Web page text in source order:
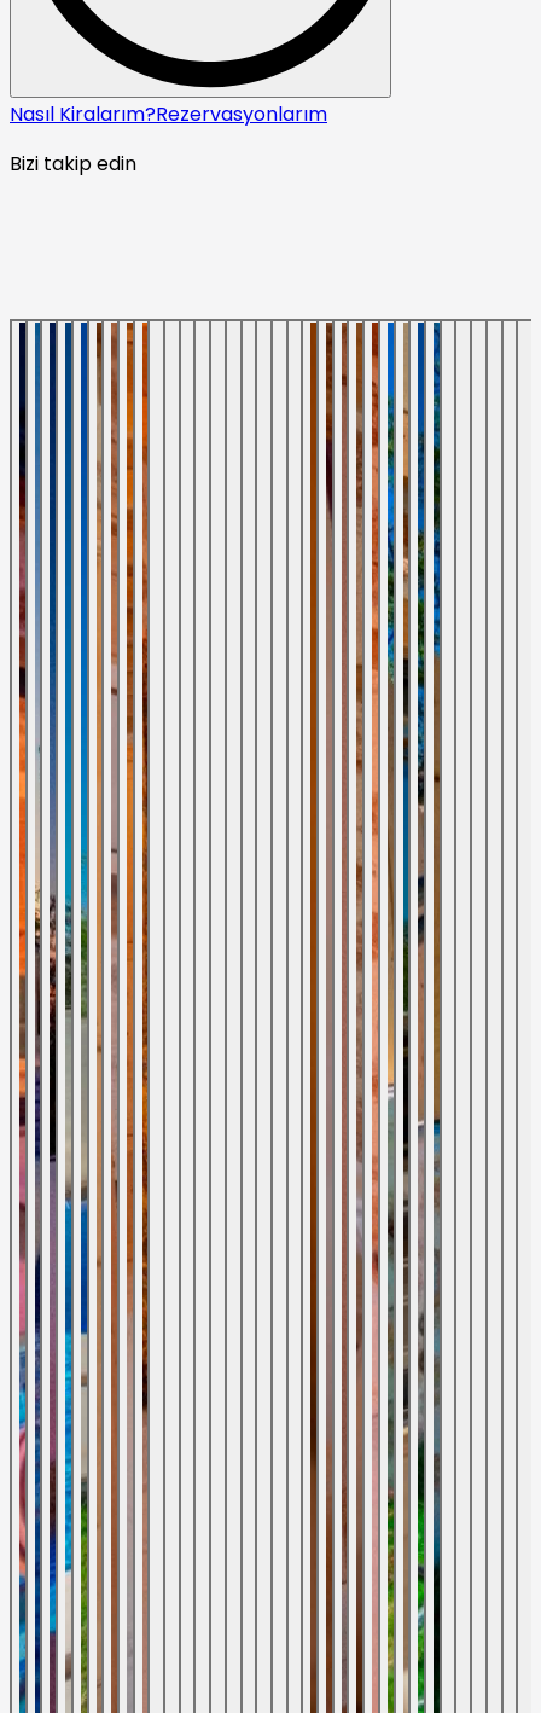
Nasıl Kiralarım?Rezervasyonlarım
Bizi takip edin